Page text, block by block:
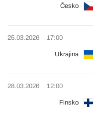
Česko
25.03.2026 17:00
Ukrajina
28.03.2026 12:00
Finsko